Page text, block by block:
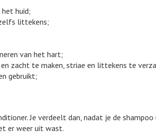
huid;
littekens;
van het hart;
zacht te maken, striae en littekens te
gebruikt;
Je verdeelt dan, nadat je de
er weer uit wast.